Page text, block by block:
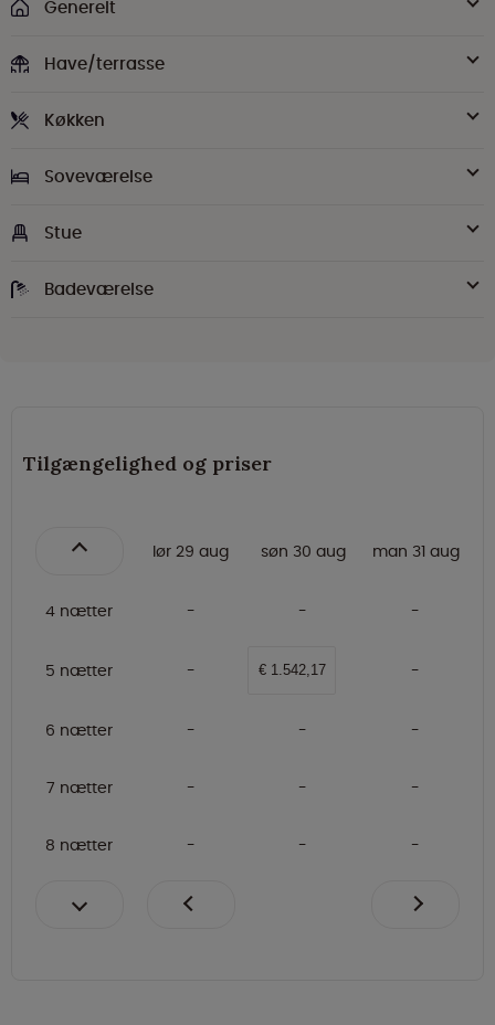
Generelt
Have/terrasse
Køkken
Soveværelse
Stue
Badeværelse
Tilgængelighed og priser
lør 29 aug søn 30 aug man 31 aug
4 nætter
5 nætter € 1.542,17
6 nætter
7 nætter
8 nætter